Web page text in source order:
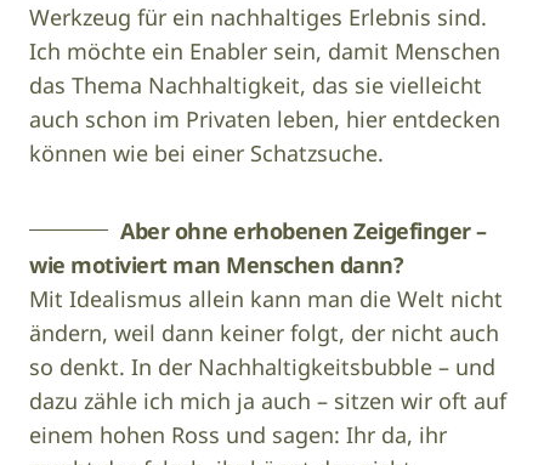
Werkzeug für ein nachhaltiges Erlebnis sind.
Ich möchte ein Enabler sein, damit Menschen
das Thema Nachhaltigkeit, das sie vielleicht
auch schon im Privaten leben, hier entdecken
können wie bei einer Schatzsuche.
Aber ohne erhobenen Zeigefinger –
wie motiviert man Menschen dann?
Mit Idealismus allein kann man die Welt nicht
ändern, weil dann keiner folgt, der nicht auch
so denkt. In der Nachhaltigkeitsbubble – und
dazu zähle ich mich ja auch – sitzen wir oft auf
einem hohen Ross und sagen: Ihr da, ihr